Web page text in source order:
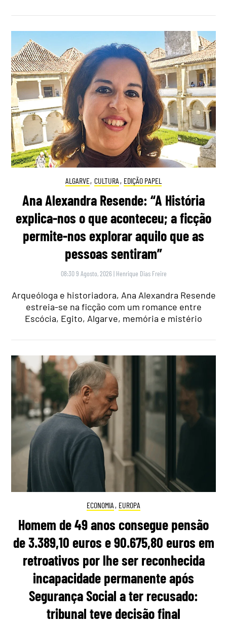
ALGARVE, CULTURA , EDIÇÃO PAPEL
Ana Alexandra Resende: “A História
explica-nos o que aconteceu; a ficção
permite-nos explorar aquilo que as
pessoas sentiram”
08:30 9 Agosto, 2026 | Henrique Dias Freire
Arqueóloga e historiadora, Ana Alexandra Resende
estreia-se na ficção com um romance entre
Escócia, Egito, Algarve, memória e mistério
ECONOMIA , EUROPA
Homem de 49 anos consegue pensão
de 3.389,10 euros e 90.675,80 euros em
retroativos por lhe ser reconhecida
incapacidade permanente após
Segurança Social a ter recusado:
tribunal teve decisão final